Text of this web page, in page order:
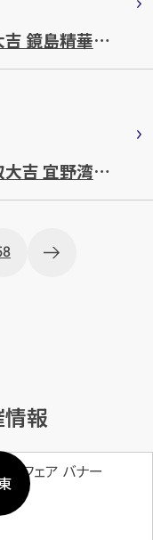
【岐阜県岐阜市】 8月1日 『買取大吉 鏡島精華店』OPEN!!
【沖縄県宜野湾市】 8月1日 『買取大吉 宜野湾宇地泊店』OPEN!!
報